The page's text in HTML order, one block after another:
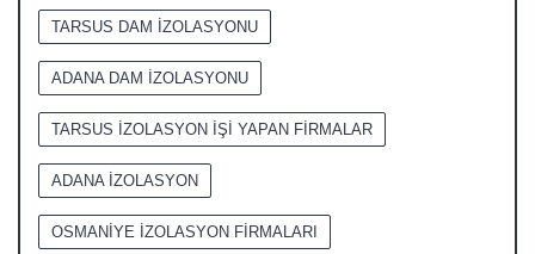
TARSUS DAM İZOLASYONU
ADANA DAM İZOLASYONU
TARSUS İZOLASYON İŞİ YAPAN FİRMALAR
ADANA İZOLASYON
OSMANİYE İZOLASYON FİRMALARI